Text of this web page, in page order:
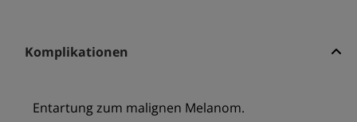
Komplikationen
Entartung zum malignen Melanom.